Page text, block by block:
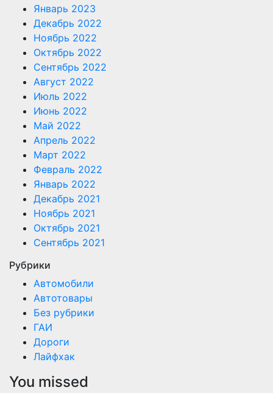
Январь 2023
Декабрь 2022
Ноябрь 2022
Октябрь 2022
Сентябрь 2022
Август 2022
Июль 2022
Июнь 2022
Май 2022
Апрель 2022
Март 2022
Февраль 2022
Январь 2022
Декабрь 2021
Ноябрь 2021
Октябрь 2021
Сентябрь 2021
Рубрики
Автомобили
Автотовары
Без рубрики
ГАИ
Дороги
Лайфхак
You missed